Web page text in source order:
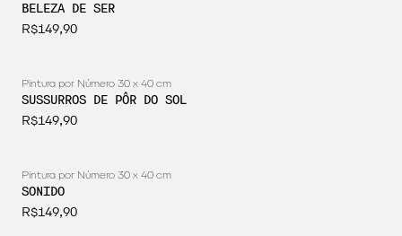
BELEZA DE SER
R$149,90
Pintura por Número 30 x 40 cm
SUSSURROS DE PÔR DO SOL
R$149,90
Pintura por Número 30 x 40 cm
SONIDO
R$149,90